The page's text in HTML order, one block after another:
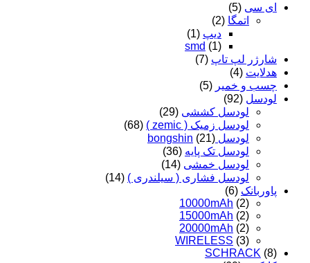
ای سی (5)
اتمگا (2)
دیپ (1)
smd (1)
شارژر لپ تاپ (7)
هدلایت (4)
چسب و خمیر (5)
لودسل (92)
لودسل کششی (29)
لودسل زمیک ( zemic )
(68)
لودسل bongshin (21)
لودسل تک پایه (36)
لودسل خمشی (14)
لودسل فشاری ( سیلندری ) (14)
پاوربانک (6)
10000mAh (2)
15000mAh (2)
20000mAh (2)
WIRELESS (3)
SCHRACK (8)